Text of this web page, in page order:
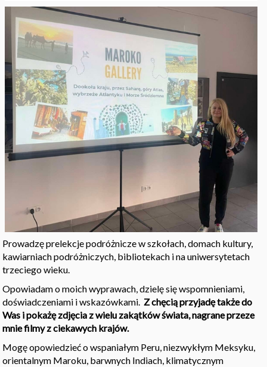
Prowadzę prelekcje podróżnicze w szkołach, domach kultury,
kawiarniach podróżniczych, bibliotekach i na uniwersytetach
trzeciego wieku.
Opowiadam o moich wyprawach, dzielę się wspomnieniami,
doświadczeniami i wskazówkami. Z chęcią przyjadę także do
Was i pokażę zdjęcia z wielu zakątków świata, nagrane przeze
mnie filmy z ciekawych krajów.
Mogę opowiedzieć o wspaniałym Peru, niezwykłym Meksyku,
orientalnym Maroku, barwnych Indiach, klimatycznym